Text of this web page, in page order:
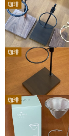
珈琲
珈琲
珈琲